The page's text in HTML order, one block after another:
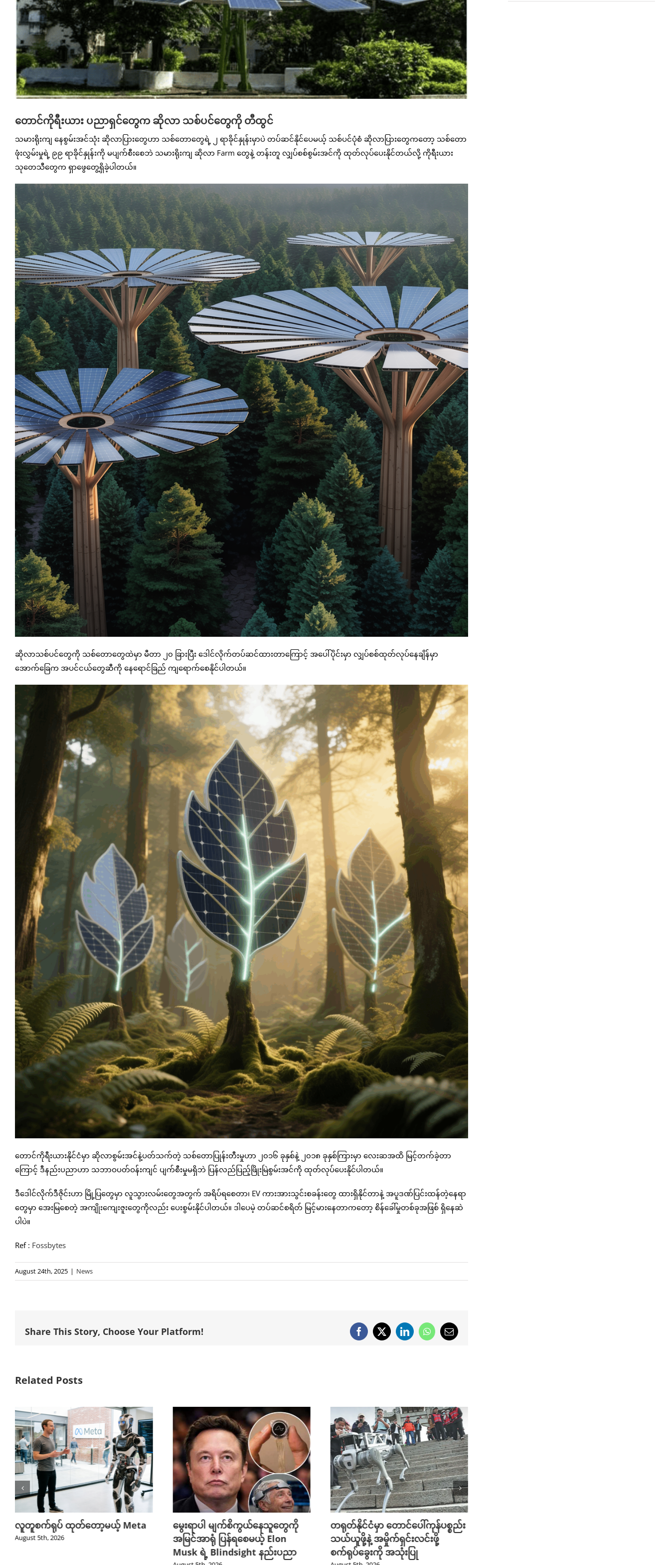
တောင်ကိုရီးယား ပညာရှင်တွေက ဆိုလာ သစ်ပင်တွေကို တီထွင်
သမားရိုးကျ နေစွမ်းအင်သုံး ဆိုလာပြားတွေဟာ သစ်တောတွေရဲ့ ၂ ရာခိုင်နှုန်းမှာပဲ တပ်ဆင်နိုင်ပေမယ့် သစ်ပင်ပုံစံ ဆိုလာပြားတွေကတော့ သစ်တော
ဖုံးလွှမ်းမှုရဲ့ ၉၉ ရာခိုင်နှုန်းကို မပျက်စီးစေဘဲ သမားရိုးကျ ဆိုလာ Farm တွေနဲ့ တန်းတူ လျှပ်စစ်စွမ်းအင်ကို ထုတ်လုပ်ပေးနိုင်တယ်လို့ ကိုရီးယား
သုတေသီတွေက ရှာဖွေတွေ့ရှိခဲ့ပါတယ်။
ဆိုလာသစ်ပင်တွေကို သစ်တောတွေထဲမှာ မီတာ ၂၀ ခြားပြီး ဒေါင်လိုက်တပ်ဆင်ထားတာကြောင့် အပေါ်ပိုင်းမှာ လျှပ်စစ်ထုတ်လုပ်နေချိန်မှာ
အောက်ခြေက အပင်ငယ်တွေဆီကို နေရောင်ခြည် ကျရောက်စေနိုင်ပါတယ်။
တောင်ကိုရီးယားနိုင်ငံမှာ ဆိုလာစွမ်းအင်နဲ့ပတ်သက်တဲ့ သစ်တောပြုန်းတီးမှုဟာ ၂၀၁၆ ခုနှစ်နဲ့ ၂၀၁၈ ခုနှစ်ကြားမှာ လေးဆအထိ မြင့်တက်ခဲ့တာ
ကြောင့် ဒီနည်းပညာဟာ သဘာဝပတ်ဝန်းကျင် ပျက်စီးမှုမရှိဘဲ ပြန်လည်ပြည့်ဖြိုးမြဲစွမ်းအင်ကို ထုတ်လုပ်ပေးနိုင်ပါတယ်။
ဒီဒေါင်လိုက်ဒီဇိုင်းဟာ မြို့ပြတွေမှာ လူသွားလမ်းတွေအတွက် အရိပ်ရစေတာ၊ EV ကားအားသွင်းစခန်းတွေ ထားရှိနိုင်တာနဲ့ အပူဒဏ်ပြင်းထန်တဲ့နေရာ
တွေမှာ အေးမြစေတဲ့ အကျိုးကျေးဇူးတွေကိုလည်း ပေးစွမ်းနိုင်ပါတယ်။ ဒါပေမဲ့ တပ်ဆင်စရိတ် မြင့်မားနေတာကတော့ စိန်ခေါ်မှုတစ်ခုအဖြစ် ရှိနေဆဲ
ပါပဲ။
Ref : Fossbytes
August 24th, 2025 | News
Share This Story, Choose Your Platform! Facebook
X LinkedInWhatsApp
Email
Related Posts
မွေးရာပါ မျက်စိကွယ်နေသူတွေကို
အမြင်အာရုံ ပြန်ရစေမယ့် Elon
Musk ရဲ့ Blindsight နည်းပညာ
တရုတ်နိုင်ငံမှာ တောင်ပေါ်ကုန်ပစ္စည်း
သယ်ယူဖို့နဲ့ အမှိုက်ရှင်းလင်းဖို့
စက်ရုပ်ခွေးကို အသုံးပြု
ဒေါ်နယ် ထရမ့်ရဲ့ ပို့စ်တွေကို စက္ကန့်
ပိုင်းစောဖတ်ဖို့ ဒေါ်လာသိန်းချီပေးရ
မည်